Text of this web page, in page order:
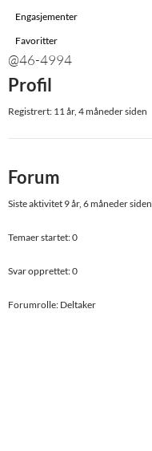
Engasjementer
Favoritter
@46-4994
Profil
Registrert: 11 år, 4 måneder siden
Forum
Siste aktivitet 9 år, 6 måneder siden
Temaer startet: 0
Svar opprettet: 0
Forumrolle: Deltaker